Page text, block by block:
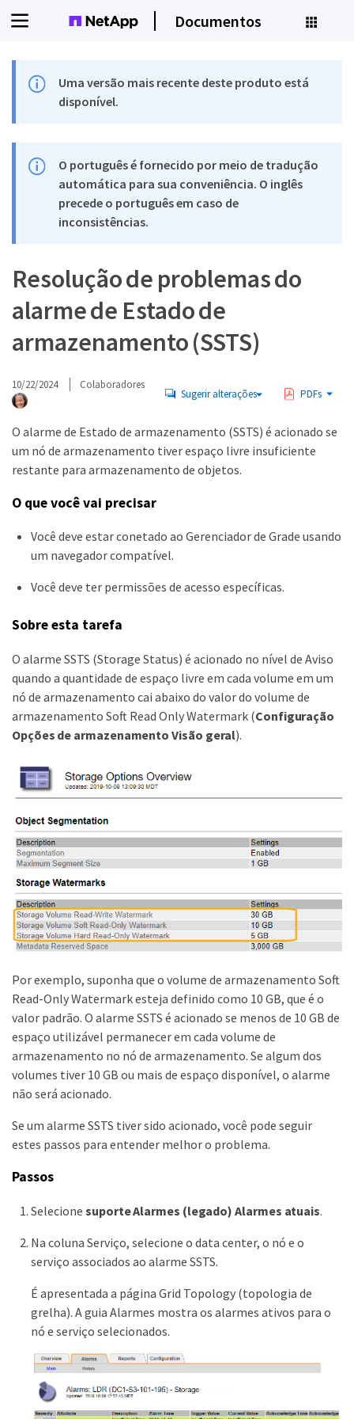
Documentos
Uma versão mais recente deste produto está
disponível.
O português é fornecido por meio de tradução
automática para sua conveniência. O inglês
precede o português em caso de
inconsistências.
Resolução de problemas do
alarme de Estado de
armazenamento (SSTS)
10/22/2024 Colaboradores
Sugerir alterações PDFs
O alarme de Estado de armazenamento (SSTS) é acionado se
um nó de armazenamento tiver espaço livre insuficiente
restante para armazenamento de objetos.
O que você vai precisar
Você deve estar conetado ao Gerenciador de Grade usando
um navegador compatível.
Você deve ter permissões de acesso específicas.
Sobre esta tarefa
O alarme SSTS (Storage Status) é acionado no nível de Aviso
quando a quantidade de espaço livre em cada volume em um
nó de armazenamento cai abaixo do valor do volume de
armazenamento Soft Read Only Watermark (Configuração
Opções de armazenamento Visão geral).
Por exemplo, suponha que o volume de armazenamento Soft
Read-Only Watermark esteja definido como 10 GB, que é o
valor padrão. O alarme SSTS é acionado se menos de 10 GB de
espaço utilizável permanecer em cada volume de
armazenamento no nó de armazenamento. Se algum dos
volumes tiver 10 GB ou mais de espaço disponível, o alarme
não será acionado.
Se um alarme SSTS tiver sido acionado, você pode seguir
estes passos para entender melhor o problema.
Passos
Selecione suporteAlarmes (legado) Alarmes atuais.
Na coluna Serviço, selecione o data center, o nó e o
serviço associados ao alarme SSTS.
É apresentada a página Grid Topology (topologia de
grelha). A guia Alarmes mostra os alarmes ativos para o
nó e serviço selecionados.